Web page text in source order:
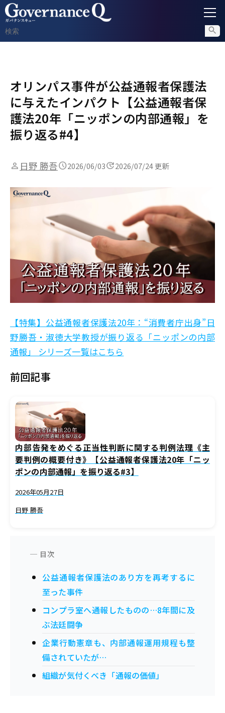
内部通報
コンプライアンス調査
セミナー情報
オリンパス事件が公益通報者保護法
に与えたインパクト【公益通報者保
護法20年「ニッポンの内部通報」を
振り返る#4】
日野 勝吾 2026/06/03 2026/07/24 更新
【特集】公益通報者保護法20年：“消費者庁出身”日
野勝吾・淑徳大学教授が振り返る「ニッポンの内部
通報」 シリーズ一覧はこちら
前回記事
内部告発をめぐる正当性判断に関する判例法理《主
要判例の概要付き》【公益通報者保護法20年「ニッ
ポンの内部通報」を振り返る#3】
2026年05月27日
日野 勝吾
公益通報者保護法のあり方を再考するに
至った事件
コンプラ室へ通報したものの…8年間に及
ぶ法廷闘争
企業行動憲章も、内部通報運用規程も整
備されていたが…
組織が気付くべき「通報の価値」